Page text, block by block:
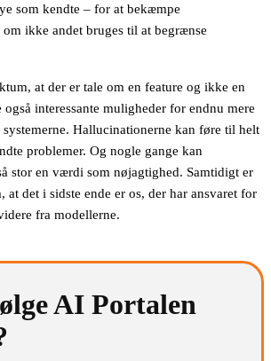
som kendte – for at bekæmpe
ikke andet bruges til at begrænse
at der er tale om en feature og ikke en
interessante muligheder for endnu mere
Hallucinationerne kan føre til helt
problemer. Og nogle gange kan
stor en værdi som nøjagtighed. Samtidigt er
at det i sidste ende er os, der har ansvaret for
fra modellerne.
AI Portalen